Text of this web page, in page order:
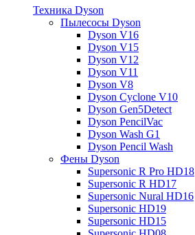
Техника Dyson
Пылесосы Dyson
Dyson V16
Dyson V15
Dyson V12
Dyson V11
Dyson V8
Dyson Cyclone V10
Dyson Gen5Detect
Dyson PencilVac
Dyson Wash G1
Dyson Pencil Wash
Фены Dyson
Supersonic R Pro HD18
Supersonic R HD17
Supersonic Nural HD16
Supersonic HD19
Supersonic HD15